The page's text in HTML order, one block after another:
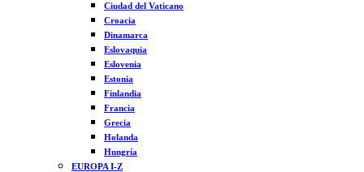
Ciudad del Vaticano
Croacia
Dinamarca
Eslovaquia
Eslovenia
Estonia
Finlandia
Francia
Grecia
Holanda
Hungría
EUROPA I-Z